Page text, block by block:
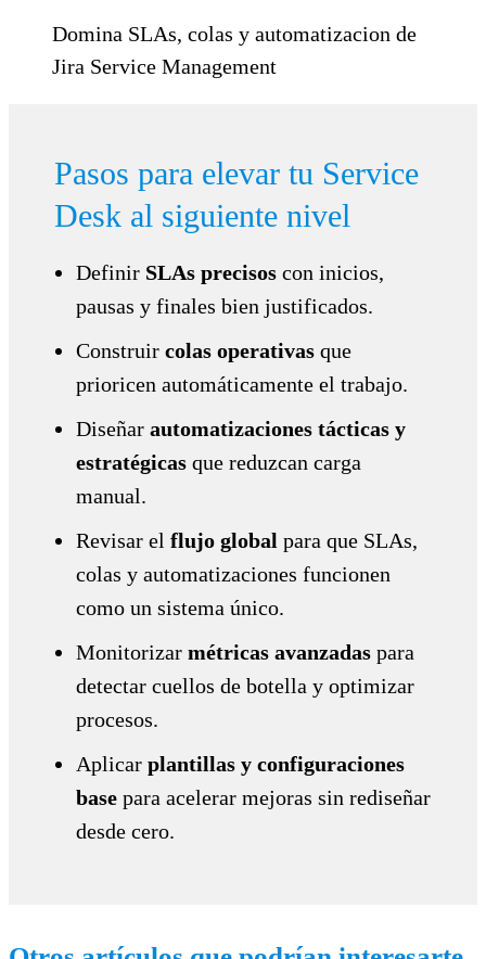
Domina SLAs, colas y automatizacion de
Jira Service Management
Pasos para elevar tu Service
Desk al siguiente nivel
Definir SLAs precisos con inicios,
pausas y finales bien justificados.
Construir colas operativas que
prioricen automáticamente el trabajo.
Diseñar automatizaciones tácticas y
estratégicas que reduzcan carga
manual.
Revisar el flujo global para que SLAs,
colas y automatizaciones funcionen
como un sistema único.
Monitorizar métricas avanzadas para
detectar cuellos de botella y optimizar
procesos.
Aplicar plantillas y configuraciones
base para acelerar mejoras sin rediseñar
desde cero.